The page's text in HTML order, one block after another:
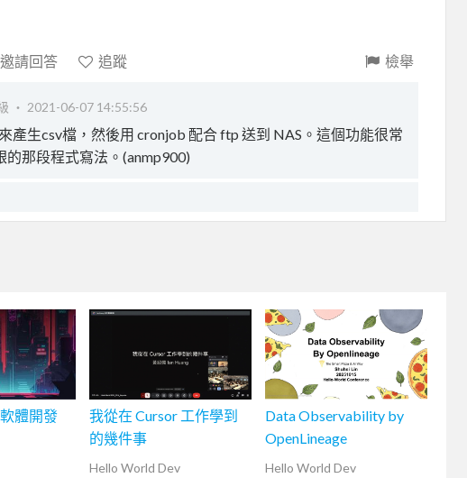
邀請回答 追蹤 檢舉
‧ 2021-06-07 14:55:56
產生csv檔，然後用 cronjob 配合 ftp 送到 NAS。這個功能很常
的那段程式寫法。(anmp900)
體開發
我從在 Cursor 工作學到
的幾件事
Hello World Dev
Data Observability by
OpenLineage
Hello World Dev